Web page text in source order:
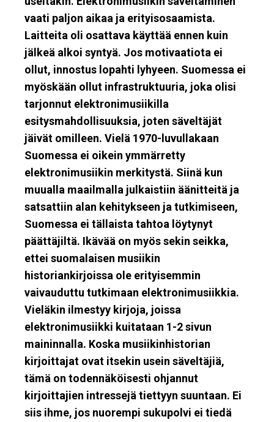
vaati paljon aikaa ja erityisosaamista.
Laitteita oli osattava käyttää ennen kuin
jälkeä alkoi syntyä. Jos motivaatiota ei
ollut, innostus lopahti lyhyeen. Suomessa ei
myöskään ollut infrastruktuuria, joka olisi
tarjonnut elektronimusiikilla
esitysmahdollisuuksia, joten säveltäjät
jäivät omilleen. Vielä 1970-luvullakaan
Suomessa ei oikein ymmärretty
elektronimusiikin merkitystä. Siinä kun
muualla maailmalla julkaistiin äänitteitä ja
satsattiin alan kehitykseen ja tutkimiseen,
Suomessa ei tällaista tahtoa löytynyt
päättäjiltä. Ikävää on myös sekin seikka,
ettei suomalaisen musiikin
historiankirjoissa ole erityisemmin
vaivauduttu tutkimaan elektronimusiikkia.
Vieläkin ilmestyy kirjoja, joissa
elektronimusiikki kuitataan 1-2 sivun
maininnalla. Koska musiikinhistorian
kirjoittajat ovat itsekin usein säveltäjiä,
tämä on todennäköisesti ohjannut
kirjoittajien intressejä tiettyyn suuntaan. Ei
siis ihme, jos nuorempi sukupolvi ei tiedä